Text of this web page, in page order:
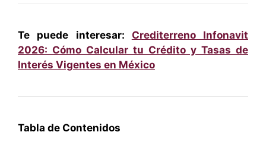
Te puede interesar: Crediterreno Infonavit
2026: Cómo Calcular tu Crédito y Tasas de
Interés Vigentes en México
Tabla de Contenidos